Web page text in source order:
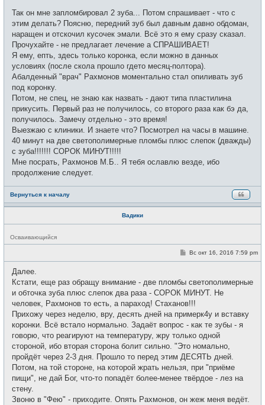
Так он мне запломбировал 2 зуба... Потом спрашивает - что с
этим делать? Поясню, передний зуб был давным давно обдоман,
наращен и отскочил кусочек эмали. Всё это я ему сразу сказал.
Прочухайте - не предлагает лечение а СПРАШИВАЕТ!
Я ему, епть, здесь только коронка, если можно в данных
условиях (после скола прошло гдето месяц-полтора).
Абалденный "врач" Рахмонов моментально стал опиливать зуб
под коронку.
Потом, не спец, не знаю как назвать - дают типа пластилина
прикусить. Первый раз не получилось, со второго раза как бэ да,
получилось. Замечу отдельно - это время!
Выезжаю с клиники. И знаете что? Посмотрел на часы в машине.
40 минут на две светополимерные пломбы плюс слепок (дважды)
с зуба!!!!!!! СОРОК МИНУТ!!!!!
Мне посрать, Рахмонов М.Б.. Я тебя ославлю везде, ибо
продолжение следует.
Вернуться к началу
Вадики
Н
е
е
т
и
Осваивающийся
С
щ
н
и
Вс окт 16, 2016 7:59 pm
Далее.
Кстати, еще раз обращу внимание - две пломбы светополимерные
и обточка зуба плюс слепок два раза - СОРОК МИНУТ. Не
человек, Рахмонов то есть, а параход! Стаханов!!!
Прихожу через неделю, вру, десять дней на примерк4у и вставку
коронки. Всё встало нормально. Задаёт вопрос - как те зубы - я
говорю, что реагируют на температуру, жру только одной
стороной, ибо вторая сторона болит сильно. "Это номально,
пройдёт через 2-3 дня. Прошло то перед этим ДЕСЯТЬ дней.
Потом, на той стороне, на которой жрать нельзя, при "приёме
пищи", не дай Бог, что-то попадёт более-менее твёрдое - лез на
стену.
Звоню в "Фею" - приходите. Опять Рахмонов, он жеж меня ведёт.